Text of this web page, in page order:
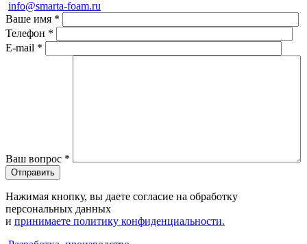
info@smarta-foam.ru
Ваше имя *
Телефон *
E-mail *
Ваш вопрос *
Нажимая кнопку, вы даете согласие на обработку
персональных данных
и принимаете политику конфиденциальности.